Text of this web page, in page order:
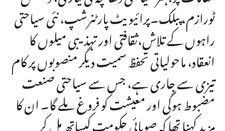
ٹورازم، پبلک۔پرائیویٹ پارٹنرشپ، نئی سیاحتی
راہوں کے تلاش،ثقافتی اور تہذیبی میلوں کا
انعقاد، ماحولیاتی تحفظ سمیت دیگر منصوبوں پر کام
تیزی سے جاری ہے، جس سے سیاحتی صنعت
مضبوط ہوگی اور معیشت کو فروغ ملے گا۔ ان کا
مزید کہنا تھا کہ صوبائی حکومت کیساتھ مل کر